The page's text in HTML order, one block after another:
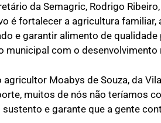
da Semagric, Rodrigo
é fortalecer a agricultura
e garantir alimento de
municipal com o desenvolvimento
agricultor Moabys de Souza, da
muitos de nós não teríamos
sustento e garante que a gente